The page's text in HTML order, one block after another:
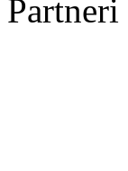
Partneri